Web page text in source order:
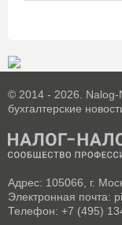
© 2014 - 2026. Nalog-
бухгалтерские
Адрес: 105066, г.
Электронная почта:
Телефон: +7 (495)